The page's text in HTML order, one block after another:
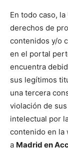
En todo caso,
derechos de
contenidos y/o
en el portal
encuentra
sus legítimos
una tercera
violación de
intelectual por
contenido en la
a Madrid en